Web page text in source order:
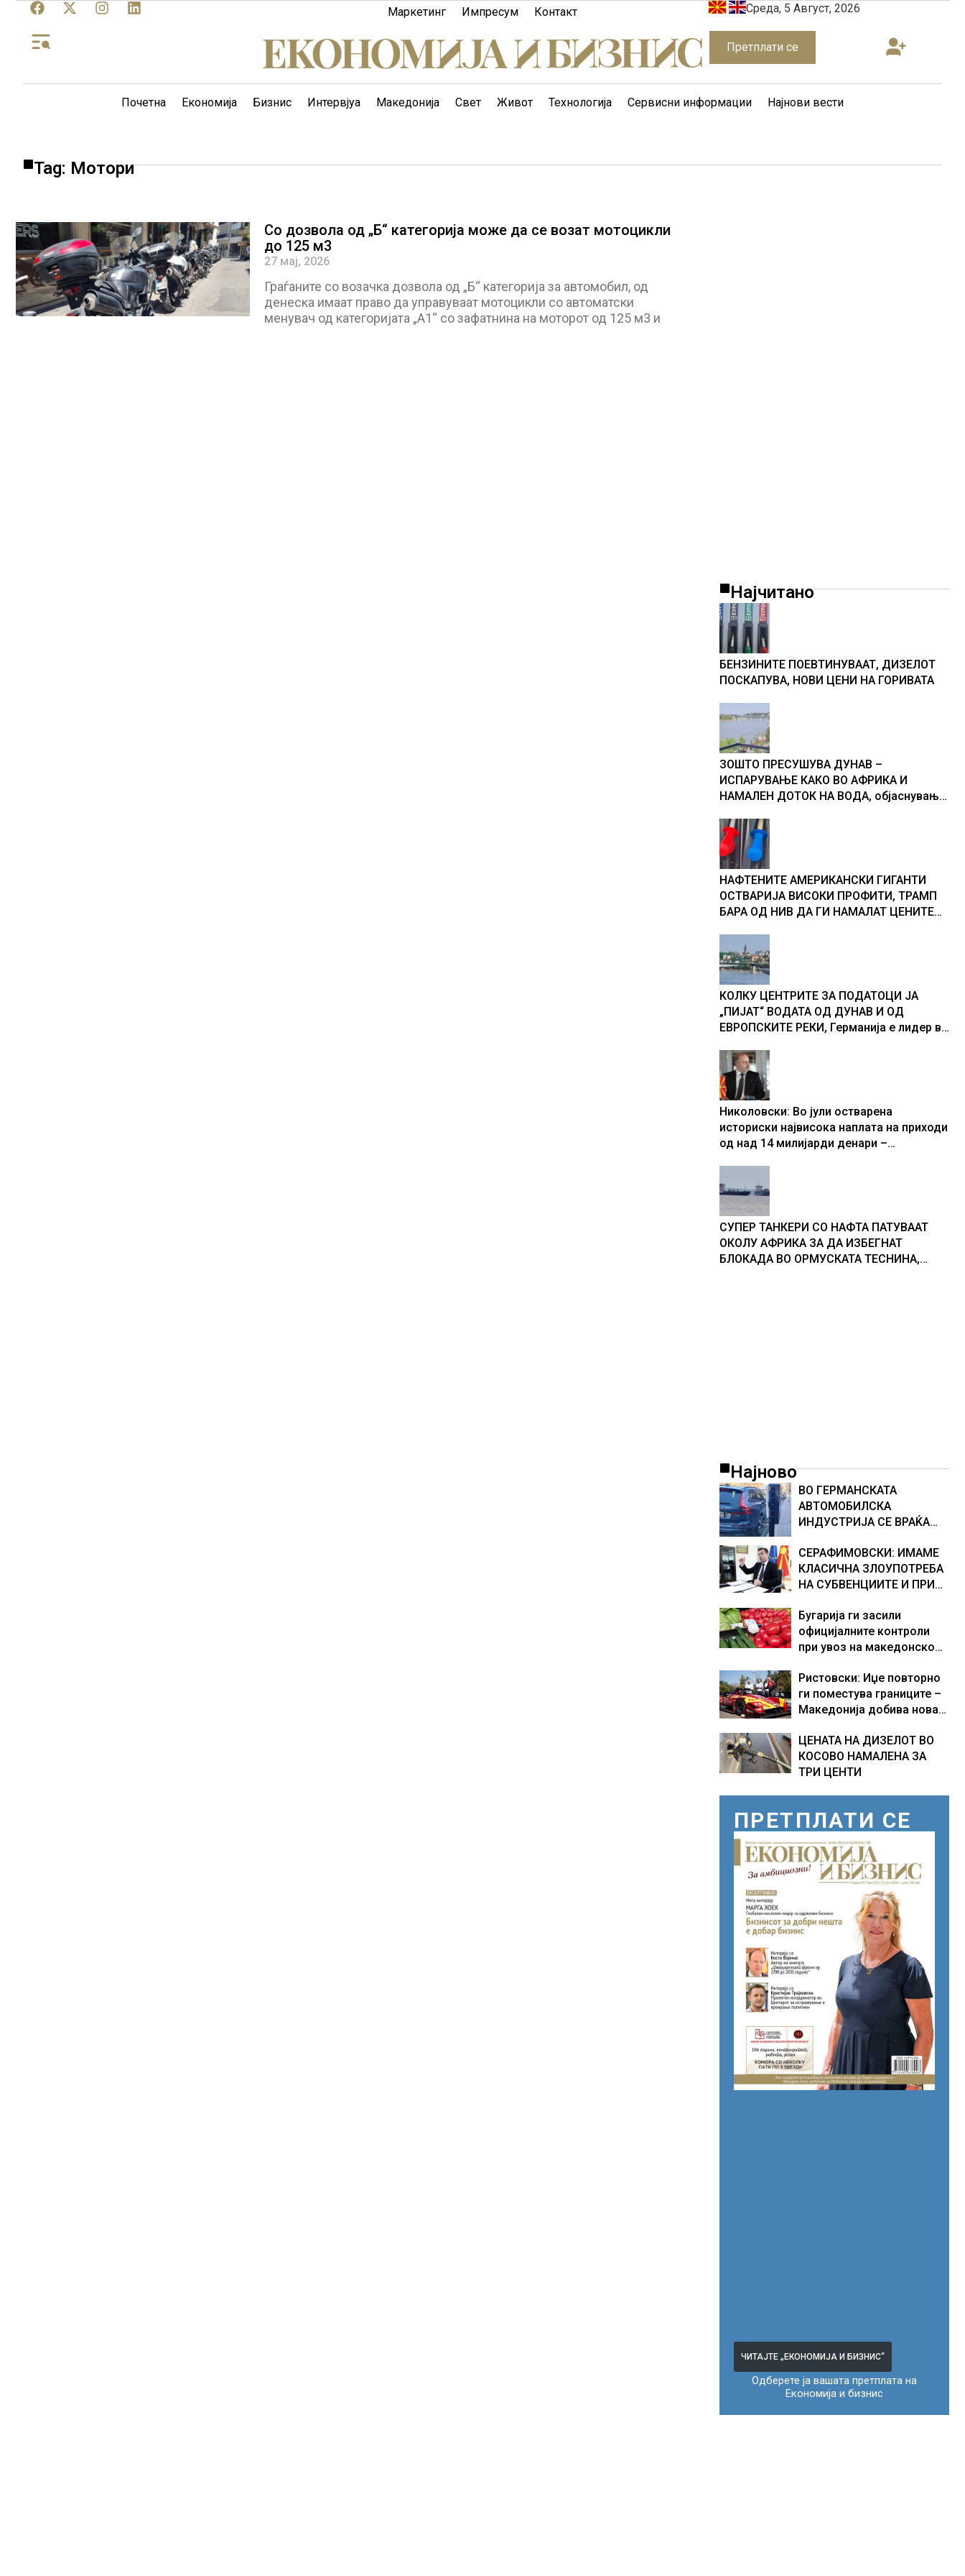
Маркетинг Импресум Контакт Среда, 5 Август, 2026
Претплати се
Почетна Економија Бизнис Интервјуа Македонија Свет Живот Технологија Сервисни информации Најнови вести
Tag: Мотори
Со дозвола од „Б“ категорија може да се возат мотоцикли
до 125 м3
27 мај, 2026
Граѓаните со возачка дозвола од „Б“ категорија за автомобил, од
денеска имаат право да управуваат мотоцикли со автоматски
менувач од категоријата „А1“ со зафатнина на моторот од 125 м3 и
Најчитано
БЕНЗИНИТЕ ПОЕВТИНУВААТ, ДИЗЕЛОТ
ПОСКАПУВА, НОВИ ЦЕНИ НА ГОРИВАТА
ЗОШТО ПРЕСУШУВА ДУНАВ –
ИСПАРУВАЊЕ КАКО ВО АФРИКА И
НАМАЛЕН ДОТОК НА ВОДА, објаснување
НАФТЕНИТЕ АМЕРИКАНСКИ ГИГАНТИ
ОСТВАРИЈА ВИСОКИ ПРОФИТИ, ТРАМП
БАРА ОД НИВ ДА ГИ НАМАЛАТ ЦЕНИТЕ
КОЛКУ ЦЕНТРИТЕ ЗА ПОДАТОЦИ ЈА
„ПИЈАТ“ ВОДАТА ОД ДУНАВ И ОД
ЕВРОПСКИТЕ РЕКИ, Германија е лидер во
податоци
Николовски: Во јули остварена
историски највисока наплата на приходи
од над 14 милијарди денари –
СУПЕР ТАНКЕРИ СО НАФТА ПАТУВААТ
ОКОЛУ АФРИКА ЗА ДА ИЗБЕГНАТ
БЛОКАДА ВО ОРМУСКАТА ТЕСНИНА,
Најново
ВО ГЕРМАНСКАТА
АВТОМОБИЛСКА
ИНДУСТРИЈА СЕ ВРАЌА
СЕРАФИМОВСКИ: ИМАМЕ
КЛАСИЧНА ЗЛОУПОТРЕБА
НА СУБВЕНЦИИТЕ И ПРИ
Бугарија ги засили
официјалните контроли
при увоз на македонско
пиперки, објави АХВ
Ристовски: Иџе повторно
ги поместува границите –
Македонија добива нова
ЦЕНАТА НА ДИЗЕЛОТ ВО
КОСОВО НАМАЛЕНА ЗА
ТРИ ЦЕНТИ
ПРЕТПЛАТИ СЕ
ЧИТАЈТЕ „ЕКОНОМИЈА И БИЗНИС“
Одберете ја вашата претплата на
Економија и бизнис